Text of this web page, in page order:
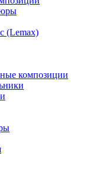
(Lemax)
композиции